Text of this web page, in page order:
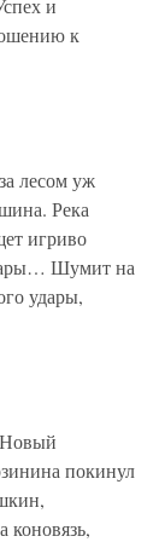
и
к
лесом уж
Река
игриво
Шумит на
удары,
Новый
покинул
коновязь,